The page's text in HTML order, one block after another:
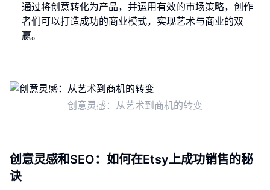
通过将创意转化为产品，并运用有效的市场策略，创作
者们可以打造成功的商业模式，实现艺术与商业的双
赢。
创意灵感：从艺术到商机的转变
创意灵感和SEO：如何在Etsy上成功销售的秘
诀